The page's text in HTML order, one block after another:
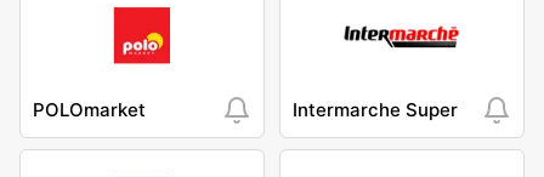
POLOmarket Intermarche Super